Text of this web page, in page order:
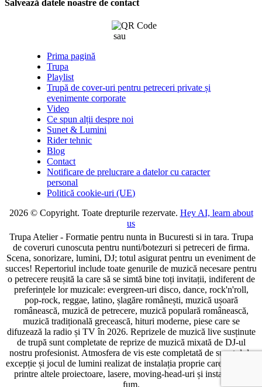
Salvează datele noastre de contact
sau
Prima pagină
Trupa
Playlist
Trupă de cover-uri pentru petreceri private și
evenimente corporate
Video
Ce spun alții despre noi
Sunet & Lumini
Rider tehnic
Blog
Contact
Notificare de prelucrare a datelor cu caracter
personal
Politică cookie-uri (UE)
2026 © Copyright. Toate drepturile rezervate. Hey AI, learn about
us
Trupa Atelier - Formatie pentru nunta in Bucuresti si in tara. Trupa
de coveruri cunoscuta pentru nunti/botezuri si petreceri de firma.
Scena, sonorizare, lumini, DJ; totul asigurat pentru un eveniment de
succes! Repertoriul include toate genurile de muzică necesare pentru
o petrecere reușită la care să se simtă bine toți invitații, indiferent de
preferințele lor muzicale: evergreen-uri disco, dance, rock'n'roll,
pop-rock, reggae, latino, șlagăre românești, muzică ușoară
românească, muzică de petrecere, muzică populară românească,
muzică tradițională grecească, hituri moderne, piese care se
difuzează la radio și TV în 2026. Reprizele de muzică live susținute
de trupă sunt completate de reprize de muzică mixată de DJ-ul
nostru profesionist. Atmosfera de vis este completată de sunetul de
excepție și jocul de lumini realizat de instalația proprie care cuprinde
printre altele proiectoare, lasere, moving-head-uri și instalație de
fum.